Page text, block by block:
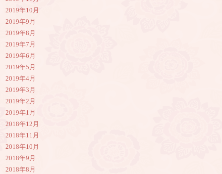
2019年10月
2019年9月
2019年8月
2019年7月
2019年6月
2019年5月
2019年4月
2019年3月
2019年2月
2019年1月
2018年12月
2018年11月
2018年10月
2018年9月
2018年8月